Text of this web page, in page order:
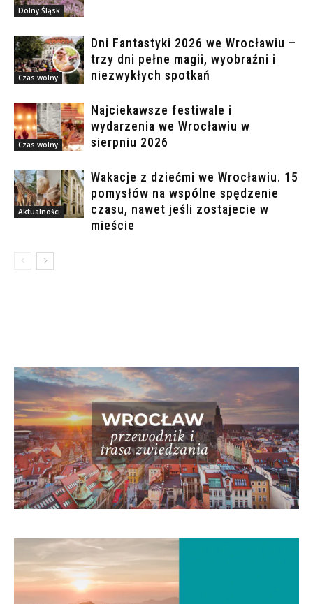
Dolny Śląsk
Czas wolny
Dni Fantastyki 2026 we Wrocławiu –
trzy dni pełne magii, wyobraźni i
niezwykłych spotkań
Czas wolny
Najciekawsze festiwale i
wydarzenia we Wrocławiu w
sierpniu 2026
Aktualności
Wakacje z dziećmi we Wrocławiu. 15
pomysłów na wspólne spędzenie
czasu, nawet jeśli zostajecie w
mieście